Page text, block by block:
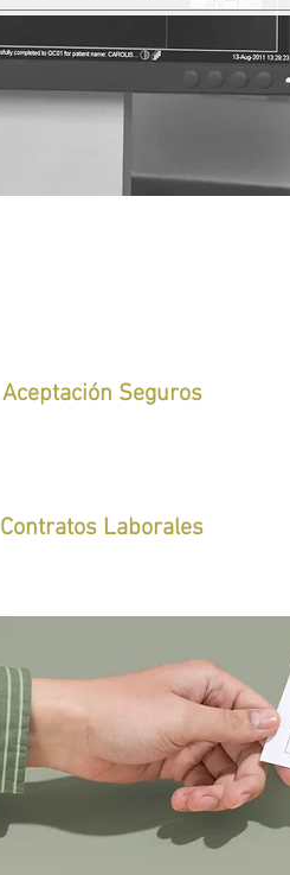
Aceptación Seguros
Contratos Laborales